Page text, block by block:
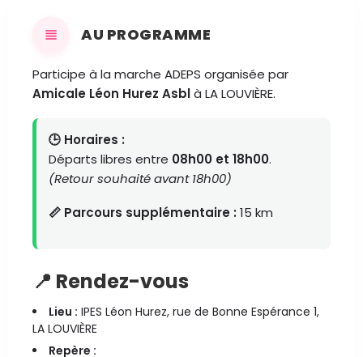
AU PROGRAMME
Participe à la marche ADEPS organisée par
Amicale Léon Hurez Asblà LA LOUVIÈRE.
🕒 Horaires :
Départs libres entre 08h00 et 18h00.
(Retour souhaité avant 18h00)
📏 Parcours supplémentaire :15 km
📍 Rendez-vous
Lieu : IPES Léon Hurez, rue de Bonne Espérance 1,
LA LOUVIÈRE
Repère :